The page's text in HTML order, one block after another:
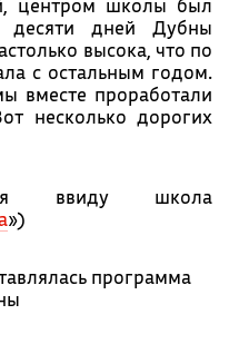
центром школы был
десяти дней Дубны
высока, что по
с остальным годом.
вместе проработали
несколько дорогих
ввиду школа
»)
программа